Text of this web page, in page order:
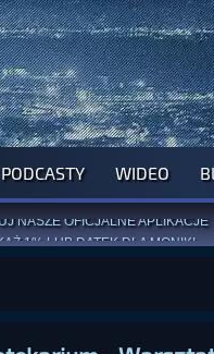
PODCASTY WIDEO
NA NAJBLIŻSZY TYDZIEŃ
1% LUB DATEK DLA MONIKI